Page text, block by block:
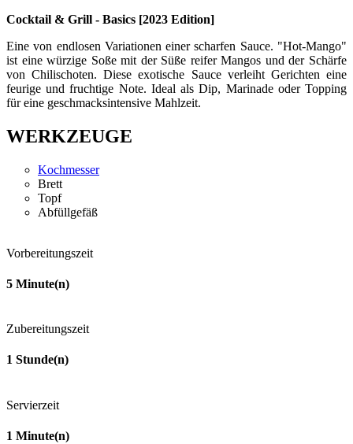
Cocktail & Grill - Basics [2023 Edition]
Eine von endlosen Variationen einer scharfen Sauce. "Hot-Mango"
ist eine würzige Soße mit der Süße reifer Mangos und der Schärfe
von Chilischoten. Diese exotische Sauce verleiht Gerichten eine
feurige und fruchtige Note. Ideal als Dip, Marinade oder Topping
für eine geschmacksintensive Mahlzeit.
WERKZEUGE
Kochmesser
Brett
Topf
Abfüllgefäß
Vorbereitungszeit
5 Minute(n)
Zubereitungszeit
1 Stunde(n)
Servierzeit
1 Minute(n)